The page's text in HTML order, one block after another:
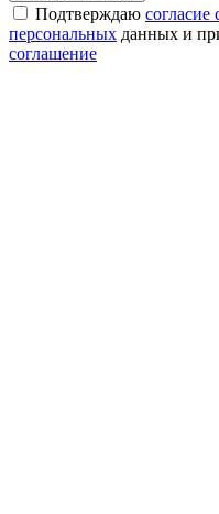
Подтверждаю согласие
персональных данных и
соглашение